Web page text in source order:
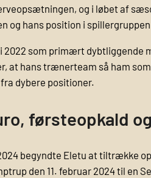
og i løbet af
og hans position i
2022 som primært dybtliggende
at hans trænerteam så ham
dybere positioner.
førsteopkald
begyndte Eletu at tiltrække
den 11. februar 2024 til en